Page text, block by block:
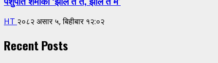
HT २०८२ असार ५, बिहीबार १२:०२
Recent Posts